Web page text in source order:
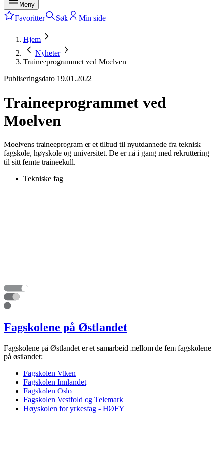
Meny
Favoritter Søk Min side
Hjem
Nyheter
Traineeprogrammet ved Moelven
Publiseringsdato 19.01.2022
Traineeprogrammet ved
Moelven
Moelvens traineeprogram er et tilbud til nyutdannede fra teknisk
fagskole, høyskole og universitet. De er nå i gang med rekruttering
til sitt femte traineekull.
Tekniske fag
Fagskolene på Østlandet
Fagskolene på Østlandet er et samarbeid mellom de fem fagskolene
på østlandet:
Fagskolen Viken
Fagskolen Innlandet
Fagskolen Oslo
Fagskolen Vestfold og Telemark
Høyskolen for yrkesfag - HØFY